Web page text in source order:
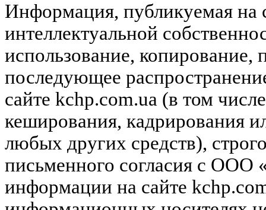
Информация, публикуемая на
интеллектуальной
использование, копирование,
последующее
сайте kchp.com.ua (в том
кеширования, кадрирования
любых других средств),
письменного согласия с
информации на сайте